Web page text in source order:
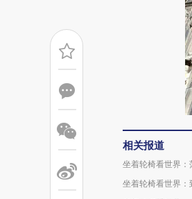
相关报道
坐着轮椅看世界
坐着轮椅看世界